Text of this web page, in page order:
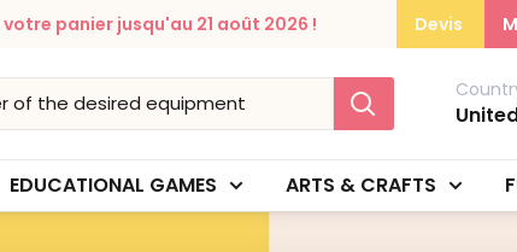
panier jusqu'au 21 août 2026 ! Devis
EDUCATIONAL GAMES ARTS & CRAFTS